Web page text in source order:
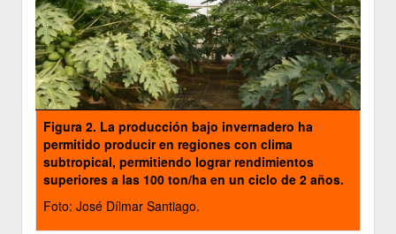
Figura 2. La producción bajo invernadero ha
permitido producir en regiones con clima
subtropical, permitiendo lograr rendimientos
superiores a las 100 ton/ha en un ciclo de 2 años.
Foto: José Dílmar Santiago.